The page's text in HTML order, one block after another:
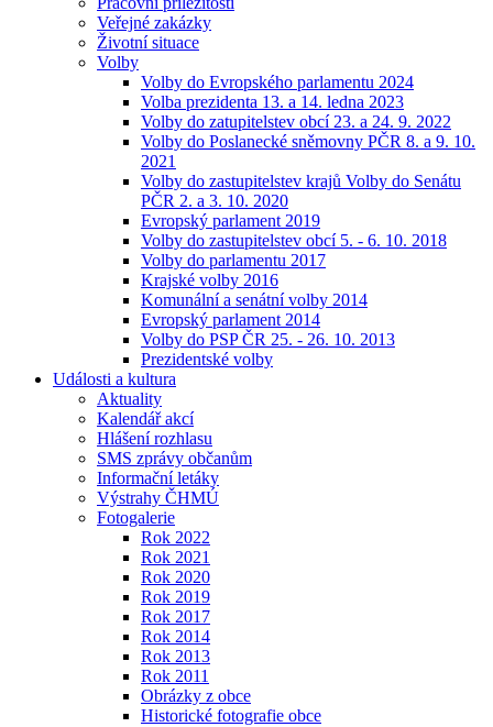
Veřejné zakázky
Životní situace
Volby
Volby do Evropského parlamentu 2024
Volba prezidenta 13. a 14. ledna 2023
Volby do zatupitelstev obcí 23. a 24. 9. 2022
Volby do Poslanecké sněmovny PČR 8. a 9. 10.
2021
Volby do zastupitelstev krajů Volby do Senátu
PČR 2. a 3. 10. 2020
Evropský parlament 2019
Volby do zastupitelstev obcí 5. - 6. 10. 2018
Volby do parlamentu 2017
Krajské volby 2016
Komunální a senátní volby 2014
Evropský parlament 2014
Volby do PSP ČR 25. - 26. 10. 2013
Prezidentské volby
Události a kultura
Aktuality
Kalendář akcí
Hlášení rozhlasu
SMS zprávy občanům
Informační letáky
Výstrahy ČHMÚ
Fotogalerie
Rok 2022
Rok 2021
Rok 2020
Rok 2019
Rok 2017
Rok 2014
Rok 2013
Rok 2011
Obrázky z obce
Historické fotografie obce